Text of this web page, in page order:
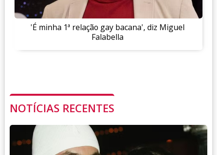
'É minha 1ª relação gay bacana', diz Miguel
Falabella
NOTÍCIAS RECENTES